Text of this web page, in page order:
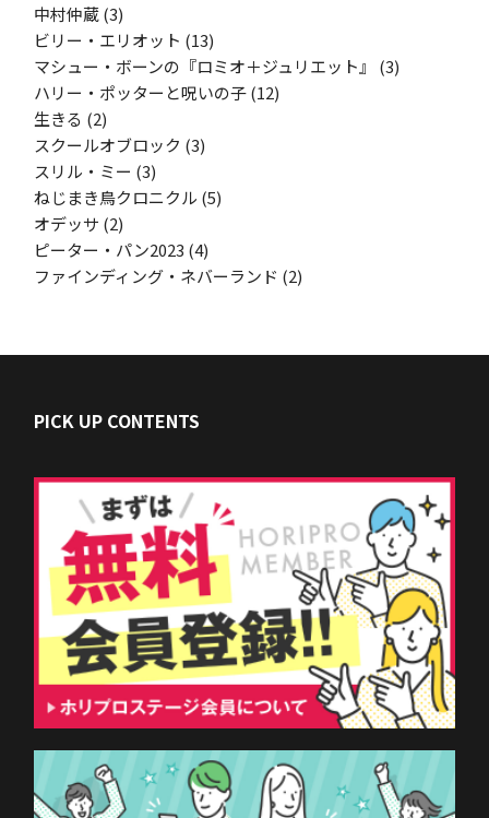
中村仲蔵(3)
ビリー・エリオット (13)
マシュー・ボーンの『ロミオ＋ジュリエット』
(3)
ハリー・ポッターと呪いの子(12)
生きる (2)
スクールオブロック (3)
スリル・ミー (3)
ねじまき鳥クロニクル (5)
オデッサ (2)
ピーター・パン2023 (4)
ファインディング・ネバーランド (2)
PICK UP CONTENTS